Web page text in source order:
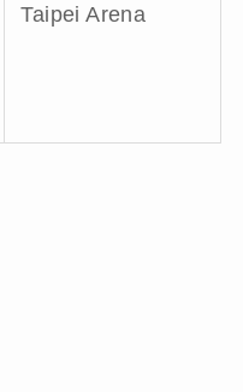
Taipei Arena